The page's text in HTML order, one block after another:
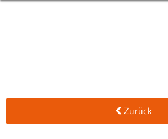
Zurück